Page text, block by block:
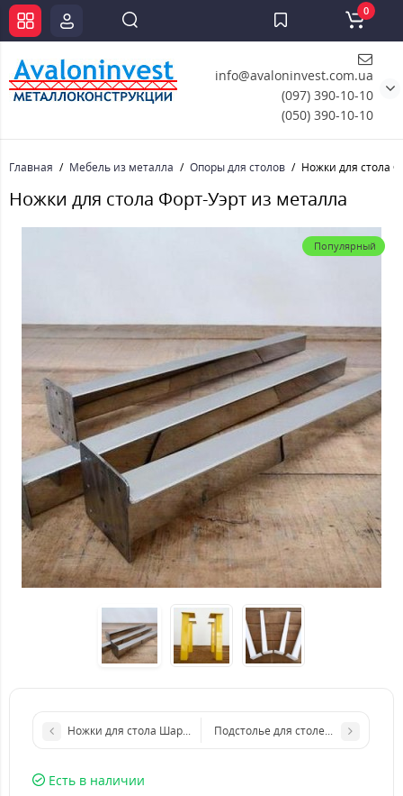
info@avaloninvest.com.ua
(097) 390-10-10
(050) 390-10-10
0
Главная Мебель из металла Опоры для столов Ножки для стола
Ножки для стола Форт-Уэрт из металла
Популярный
Ножки для стола Шарлотт из металлаПодстолье для столешницы
Есть в наличии